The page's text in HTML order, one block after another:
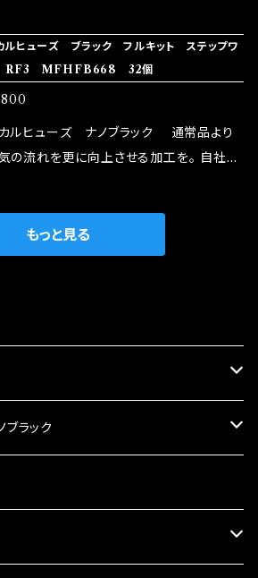
これらの効果は、タウンユースだけでなく、
ースポーツシーンでの実証実験の上、 製
果たしております。
2店舗の専売品になりますので宜しくお願
す。
ーシングドライバーMAX織戸選手がテス
なり吟味し時間を掛けて検証し、これは
来て面白く、車には必ずプラスになりデメ
が無い。と。 コラボ開発製品です。 購入先
らのマジカルヒューズ直販サイトと横浜に
2店舗の専売品になりますので宜しくお願
ます。
ルヒューズ ブラック フルキット ステップワ
RF3 MFHFB668 32個
ルヒューズ ナノブラック 通常品より
の流れを更に向上させる加工を。 自社比
レーシングドライバーMAX織戸選手がテス
なり吟味し時間を掛けて検証し、これは
ます。
もっと見る
ラック